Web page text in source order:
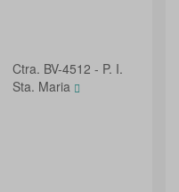
Ctra. BV-4512 - P. I.
Sta. Maria